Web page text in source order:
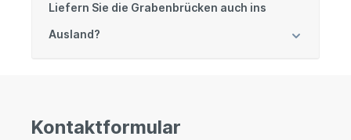
Liefern Sie die Grabenbrücken auch ins
Ausland?
Kontaktformular